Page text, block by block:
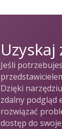
Jeśli
Dzięki
zdalny podgląd
rozwiązać
dostęp do